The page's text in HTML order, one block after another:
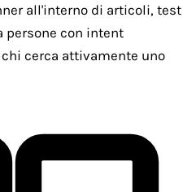
all'interno di articoli, test
persone con intent
cerca attivamente uno